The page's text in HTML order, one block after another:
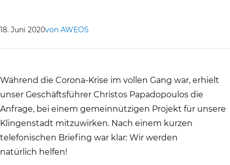
18. Juni 2020von AWEOS
Während die Corona-Krise im vollen Gang war, erhielt
unser Geschäftsführer Christos Papadopoulos die
Anfrage, bei einem gemeinnützigen Projekt für unsere
Klingenstadt mitzuwirken. Nach einem kurzen
telefonischen Briefing war klar: Wir werden
natürlich helfen!